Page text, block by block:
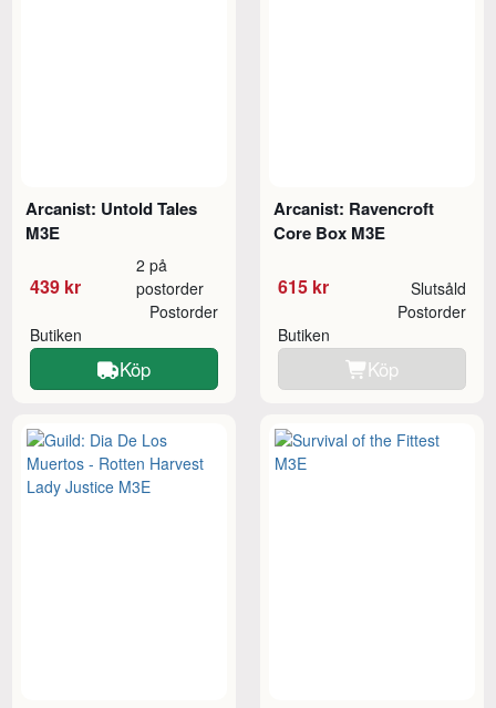
Arcanist: Untold Tales
M3E
439 kr
2 på
postorder
Butiken
Postorder
Köp
Arcanist: Ravencroft
Core Box M3E
615 kr Slutsåld
Butiken
Postorder
Köp